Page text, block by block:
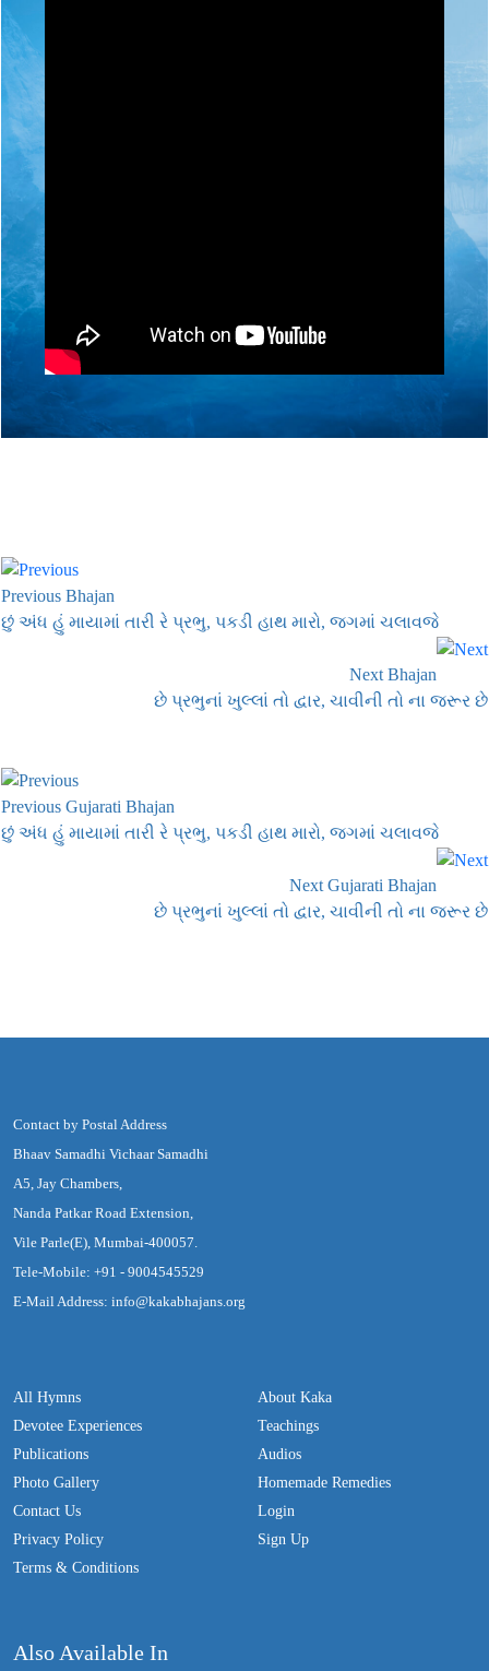
Previous Bhajan
છું અંધ હું માયામાં તારી રે પ્રભુ, પકડી હાથ મારો, જગમાં ચલાવજે
Next Bhajan
છે પ્રભુનાં ખુલ્લાં તો દ્વાર, ચાવીની તો ના જરૂર છે
Previous Gujarati Bhajan
છું અંધ હું માયામાં તારી રે પ્રભુ, પકડી હાથ મારો, જગમાં ચલાવજે
Next Gujarati Bhajan
છે પ્રભુનાં ખુલ્લાં તો દ્વાર, ચાવીની તો ના જરૂર છે
Contact by Postal Address
Bhaav Samadhi Vichaar Samadhi
A5, Jay Chambers,
Nanda Patkar Road Extension,
Vile Parle(E), Mumbai-400057.
Tele-Mobile: +91 - 9004545529
E-Mail Address: info@kakabhajans.org
All Hymns
Devotee Experiences
Publications
Photo Gallery
Contact Us
Privacy Policy
Terms & Conditions
About Kaka
Teachings
Audios
Homemade Remedies
Login
Sign Up
Also Available In